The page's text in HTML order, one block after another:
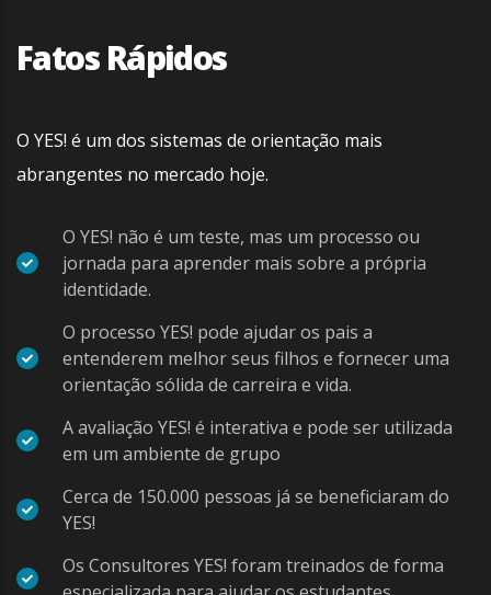
Fatos Rápidos
O YES! é um dos sistemas de orientação mais
abrangentes no mercado hoje.
O YES! não é um teste, mas um processo ou
jornada para aprender mais sobre a própria
identidade.
O processo YES! pode ajudar os pais a
entenderem melhor seus filhos e fornecer uma
orientação sólida de carreira e vida.
A avaliação YES! é interativa e pode ser utilizada
em um ambiente de grupo
Cerca de 150.000 pessoas já se beneficiaram do
YES!
Os Consultores YES! foram treinados de forma